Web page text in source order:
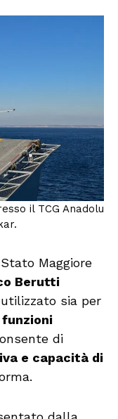
il TCG Anadolu
Maggiore
Berutti
sia per
funzioni
di
e capacità di